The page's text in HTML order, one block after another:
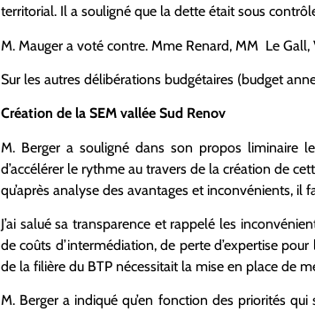
territorial. Il a souligné que la dette était sous
M. Mauger a voté contre. Mme Renard, MM Le
Sur les autres délibérations budgétaires (budget
Création de la SEM vallée Sud Renov
M. Berger a souligné dans son propos liminaire
d’accélérer le rythme au travers de la création de
qu’après analyse des avantages et inconvénients, il
J’ai salué sa transparence et rappelé les
de coûts d’intermédiation, de perte d’expertise
de la filière du BTP nécessitait la mise en place de
M. Berger a indiqué qu’en fonction des priorités